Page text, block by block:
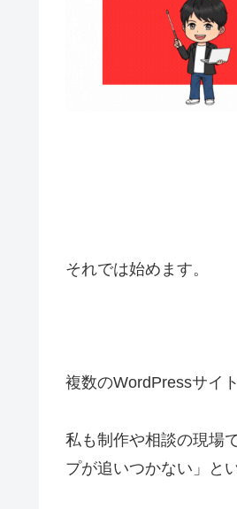
それでは始めます。
複数のWordPressサイ
私も制作や相談の現場
プが追いつかない」と